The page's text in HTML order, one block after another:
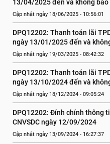
13/04/2025 đến và không
Cập nhật ngày 18/06/2025 - 10:56:01
DPQ12202: Thanh toán lãi
ngày 13/01/2025 đến và
Cập nhật ngày 19/03/2025 - 08:42:32
DPQ12202: Thanh toán lãi
ngày 13/10/2024 đến và
Cập nhật ngày 18/12/2024 - 09:05:24
DPQ12202: Đính chính thông
CNVSDC ngày 12/09/2024
Cập nhật ngày 13/09/2024 - 16:27:37